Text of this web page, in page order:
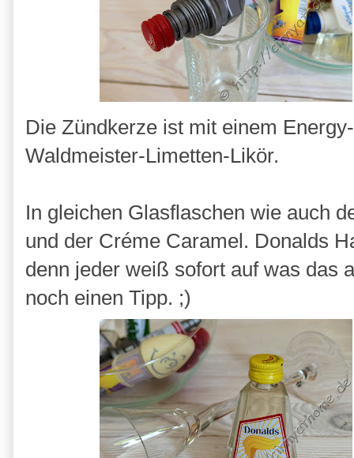
Die Zündkerze ist mit einem
Waldmeister-Limetten-Likör.
In gleichen Glasflaschen wie auch
und der Créme Caramel. Donalds
denn jeder weiß sofort auf was das
noch einen Tipp. ;)